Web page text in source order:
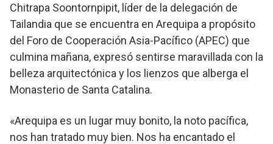
Chitrapa Soontornpipit, líder de la delegación de
Tailandia que se encuentra en Arequipa a propósito
del Foro de Cooperación Asia-Pacífico (APEC) que
culmina mañana, expresó sentirse maravillada con la
belleza arquitectónica y los lienzos que alberga el
Monasterio de Santa Catalina.
«Arequipa es un lugar muy bonito, la noto pacífica,
nos han tratado muy bien. Nos ha encantado el